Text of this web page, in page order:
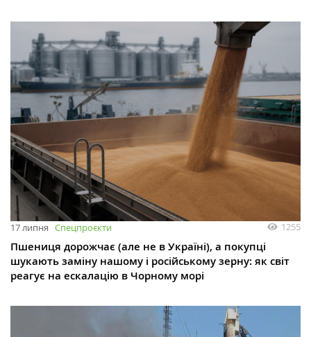
17 липня Спецпроєкти 1255
Пшениця дорожчає (але не в Україні), а покупці
шукають заміну нашому і російському зерну: як світ
реагує на ескалацію в Чорному морі